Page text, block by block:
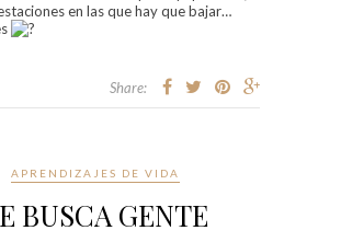
en las que hay que bajar…
Share:
APRENDIZAJES DE VIDA
BUSCA GENTE